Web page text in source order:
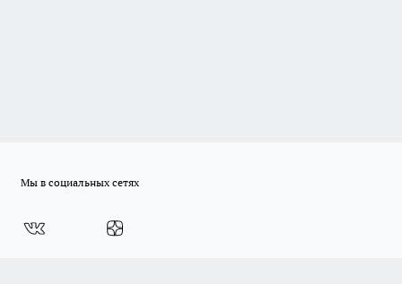
Мы в социальных сетях